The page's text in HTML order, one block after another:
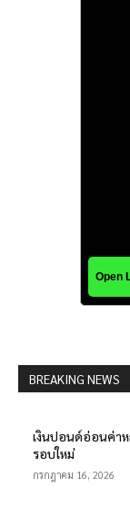
BREAKING NEWS
เงินปอนด์อ่อนค่า
รอบใหม่
กรกฎาคม 16, 2026